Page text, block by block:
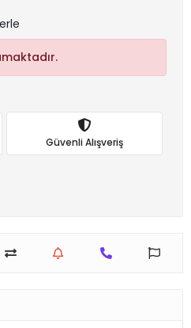
Güvenli Alışveriş